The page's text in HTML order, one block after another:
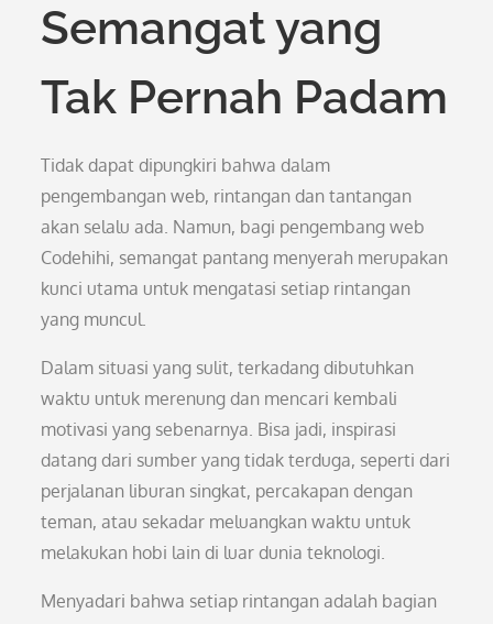
Semangat yang
Tak Pernah Padam
Tidak dapat dipungkiri bahwa dalam
pengembangan web, rintangan dan tantangan
akan selalu ada. Namun, bagi pengembang web
Codehihi, semangat pantang menyerah merupakan
kunci utama untuk mengatasi setiap rintangan
yang muncul.
Dalam situasi yang sulit, terkadang dibutuhkan
waktu untuk merenung dan mencari kembali
motivasi yang sebenarnya. Bisa jadi, inspirasi
datang dari sumber yang tidak terduga, seperti dari
perjalanan liburan singkat, percakapan dengan
teman, atau sekadar meluangkan waktu untuk
melakukan hobi lain di luar dunia teknologi.
Menyadari bahwa setiap rintangan adalah bagian